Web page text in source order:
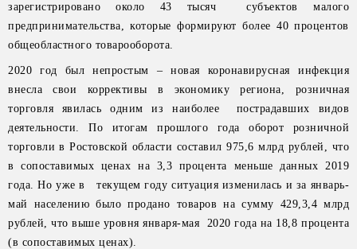
зарегистрировано около 43 тысяч субъектов малого
предпринимательства, которые формируют более 40 процентов
общеобластного товарооборота.
2020 год был непростым – новая коронавирусная инфекция
внесла свои коррективы в экономику региона, розничная
торговля явилась одним из наиболее пострадавших видов
деятельности. По итогам прошлого года оборот розничной
торговли в Ростовской области составил 975,6 млрд рублей, что
в сопоставимых ценах на 3,3 процента меньше данных 2019
года. Но уже в текущем году ситуация изменилась и за январь-
май населению было продано товаров на сумму 429,3,4 млрд
рублей, что выше уровня января-мая 2020 года на 18,8 процента
(в сопоставимых ценах).